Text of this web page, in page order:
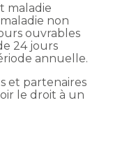
maladie
non
ouvrables
24 jours
annuelle.
et partenaires
le droit à un